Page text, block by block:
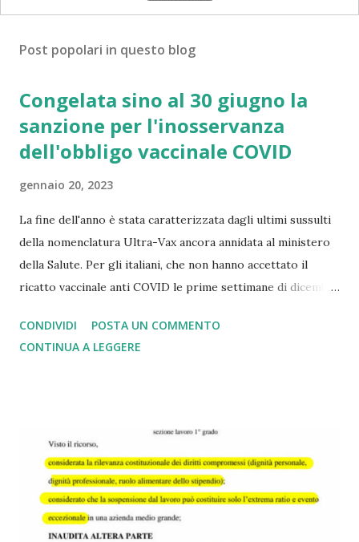
Post popolari in questo blog
Congelata sino al 30 giugno la
sanzione per l'inosservanza
dell'obbligo vaccinale COVID
gennaio 20, 2023
La fine dell'anno è stata caratterizzata dagli ultimi sussulti
della nomenclatura Ultra-Vax ancora annidata al ministero
della Salute. Per gli italiani, che non hanno accettato il
ricatto vaccinale anti COVID le prime settimane di dicembre
di Addebito della sanzione di Euro 100. In realtà questa
volta si è trattato di un “colpo a salve”, di un atto fine a
parola fine a tale vergognosa pagina della storia
repubblicana. L'art. 7 al comma 1bis - introdotto dalla legge
di conversione - del D.L. 162/2022 ha sospeso sino al 30
giugno 2023 le attività e i procedimenti di irrogazione della
sanzione previsti dall'articolo 4-sexies, commi 3, 4 e 6, del
CONDIVIDI
POSTA UN COMMENTO
CONTINUA A LEGGERE